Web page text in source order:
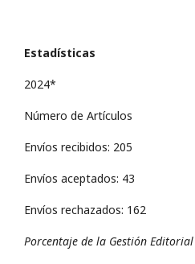
Estadísticas
2024*
Número de Artículos
Envíos recibidos: 205
Envíos aceptados: 43
Envíos rechazados: 162
Porcentaje de la Gestión Editorial